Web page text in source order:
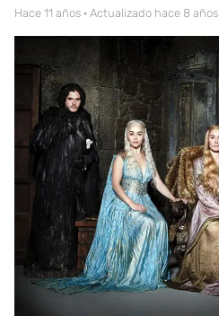
hace 11 años · Actualizado hace 8 años